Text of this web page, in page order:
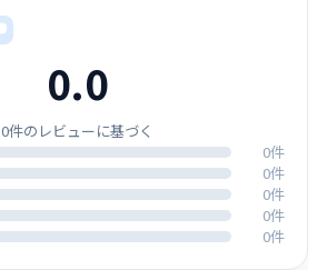
0.0
0件のレビューに基づく
0件
0件
0件
0件
0件